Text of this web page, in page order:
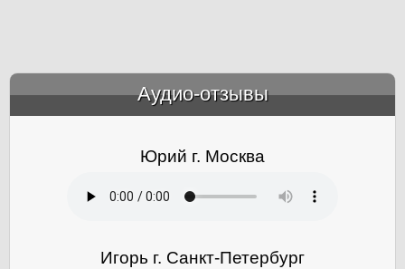
Аудио-отзывы
Юрий г. Москва
Игорь г. Санкт-Петербург